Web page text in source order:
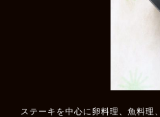
ステーキを中心に卵料理、魚料理